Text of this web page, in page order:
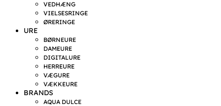
VEDHÆNG
VIELSESRINGE
ØRERINGE
URE
BØRNEURE
DAMEURE
DIGITALURE
HERREURE
VÆGURE
VÆKKEURE
BRANDS
AQUA DULCE